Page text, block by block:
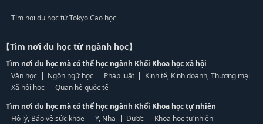
Tìm nơi du học từ Tokyo Cao học
【Tìm nơi du học từ ngành học】
Tìm nơi du học mà có thể học ngành Khối Khoa học xã hội
Văn học
Ngôn ngữ học Pháp luật
Kinh tế, Kinh doanh, Thương mại
Xã hội học
Quan hệ quốc tế
Tìm nơi du học mà có thể học ngành Khối Khoa học tự nhiên
Hộ lý, Bảo vệ sức khỏe
Y, Nha Dược
Khoa học tự nhiên